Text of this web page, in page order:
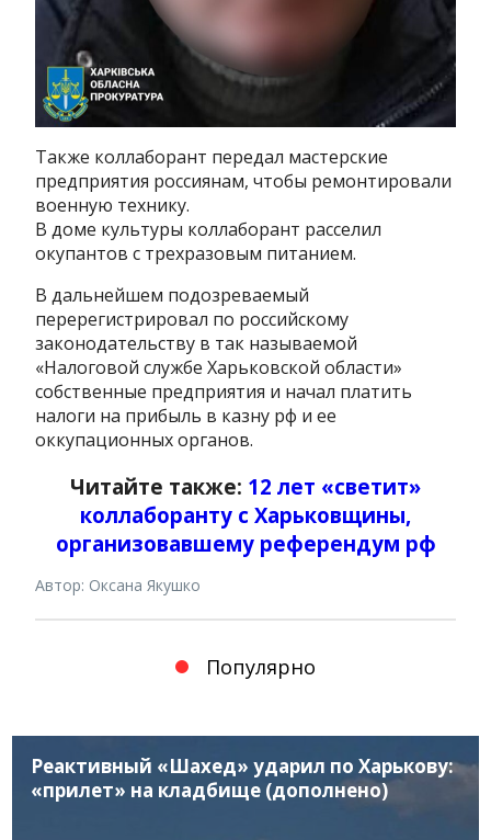
Также коллаборант передал мастерские
предприятия россиянам, чтобы ремонтировали
военную технику.
В доме культуры коллаборант расселил
окупантов с трехразовым питанием.
В дальнейшем подозреваемый
перерегистрировал по российскому
законодательству в так называемой
«Налоговой службе Харьковской области»
собственные предприятия и начал платить
налоги на прибыль в казну рф и ее
оккупационных органов.
Читайте также: 12 лет «светит»
коллаборанту с Харьковщины,
организовавшему референдум рф
Автор: Оксана Якушко
Популярно
Реактивный «Шахед» ударил по Харькову:
«прилет» на кладбище (дополнено)